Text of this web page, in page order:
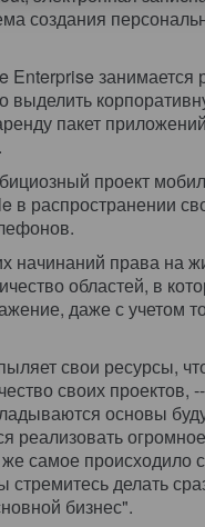
создания
занимается
выделить
пакет
проект
в распространении
начинаний права на
областей, в
даже с учетом
свои ресурсы,
своих проектов,
основы
самое происходило
делать
бизнес".